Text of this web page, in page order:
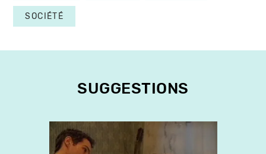
SOCIÉTÉ
SUGGESTIONS